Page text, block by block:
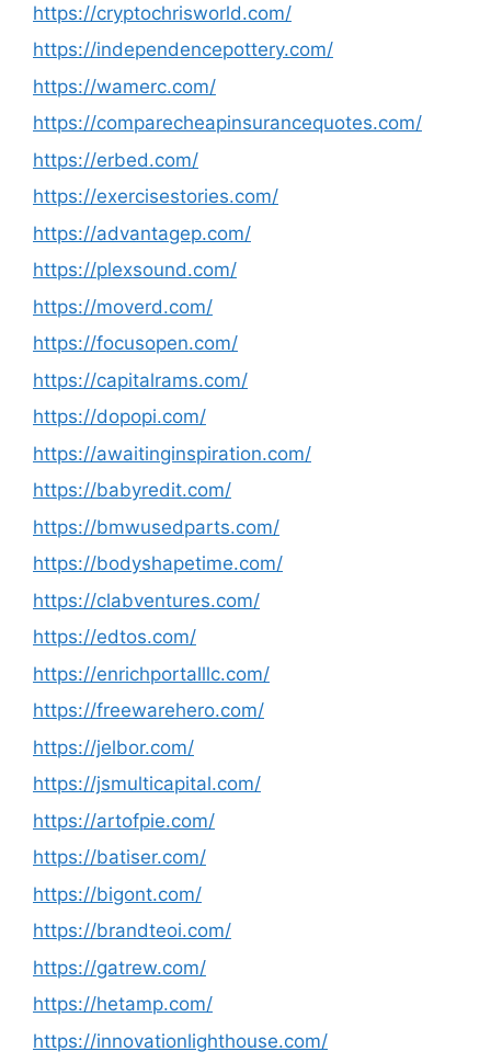
https://cryptochrisworld.com/
https://independencepottery.com/
https://wamerc.com/
https://comparecheapinsurancequotes.com/
https://erbed.com/
https://exercisestories.com/
https://advantagep.com/
https://plexsound.com/
https://moverd.com/
https://focusopen.com/
https://capitalrams.com/
https://dopopi.com/
https://awaitinginspiration.com/
https://babyredit.com/
https://bmwusedparts.com/
https://bodyshapetime.com/
https://clabventures.com/
https://edtos.com/
https://enrichportalllc.com/
https://freewarehero.com/
https://jelbor.com/
https://jsmulticapital.com/
https://artofpie.com/
https://batiser.com/
https://bigont.com/
https://brandteoi.com/
https://gatrew.com/
https://hetamp.com/
https://innovationlighthouse.com/